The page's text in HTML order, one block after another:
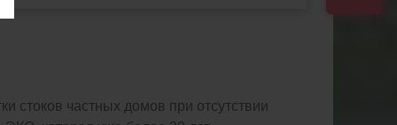
стоков частных домов при отсутствии